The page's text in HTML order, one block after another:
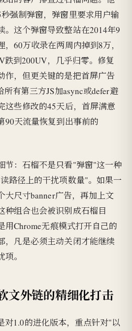
强制弹窗，弹窗里要求用户输
。这个弹窗导致整站在2014年9
60万收录在两周内掉到8万，
跌到200UV，几乎归零。修复
作，但更关键的是把首屏广告
所有第三方JS加async或defer避
这些修改的45天后，首屏满意
90天流量恢复到出事前的
节：石榴不是只看"弹窗"这一种
路径上的干扰项数量"。如果一
大尺寸banner广告，再加上文
种组合也会被识别成石榴目
用Chrome无痕模式打开自己的
，凡是必须主动关闭才能继续
。
文外链的精细化打击
对1.0的进化版本，重点针对"以